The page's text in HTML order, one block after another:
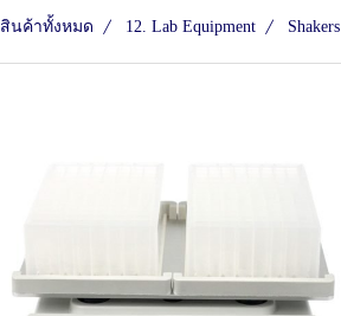
สินค้าทั้งหมด 12. Lab Equipment Shakers